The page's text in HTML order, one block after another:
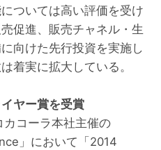
ついては高い評価を受け
促進、販売チャネル・生
向けた先行投資を実施し
着実に拡大している。
ヤー賞を受賞
コーラ本社主催の
」において「2014